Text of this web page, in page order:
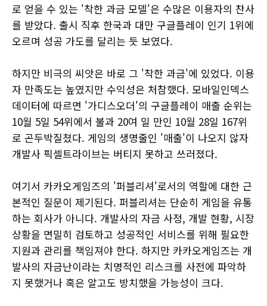
로 얻을 수 있는 '착한 과금 모델'은 수많은 이용자의 찬사
를 받았다. 출시 직후 한국과 대만 구글플레이 인기 1위에
오르며 성공 가도를 달리는 듯 보였다.
하지만 비극의 씨앗은 바로 그 '착한 과금'에 있었다. 이용
자 만족도는 높였지만 수익성은 처참했다. 모바일인덱스
데이터에 따르면 '가디스오더'의 구글플레이 매출 순위는
10월 5일 54위에서 불과 20여 일 만인 10월 28일 167위
로 곤두박질쳤다. 게임의 생명줄인 '매출'이 나오지 않자
개발사 픽셀트라이브는 버티지 못하고 쓰러졌다.
여기서 카카오게임즈의 '퍼블리셔'로서의 역할에 대한 근
본적인 질문이 제기된다. 퍼블리셔는 단순히 게임을 유통
하는 회사가 아니다. 개발사의 자금 사정, 개발 현황, 시장
상황을 면밀히 검토하고 성공적인 서비스를 위해 필요한
지원과 관리를 책임져야 한다. 하지만 카카오게임즈는 개
발사의 자금난이라는 치명적인 리스크를 사전에 파악하
지 못했거나 혹은 알고도 방치했을 가능성이 크다.